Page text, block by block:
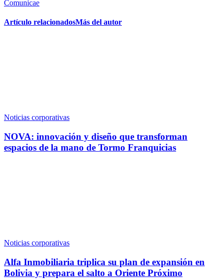
Comunicae
Artículo relacionadosMás del autor
Noticias corporativas
NOVA: innovación y diseño que transforman
espacios de la mano de Tormo Franquicias
Noticias corporativas
Alfa Inmobiliaria triplica su plan de expansión en
Bolivia y prepara el salto a Oriente Próximo